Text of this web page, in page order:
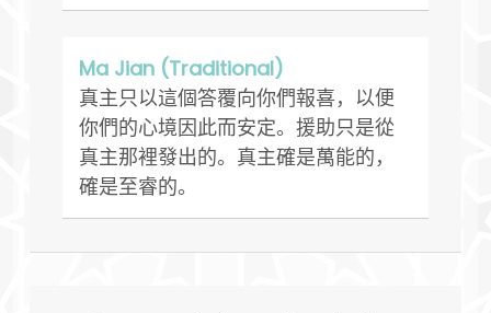
Ma Jian (Traditional)
真主只以這個答覆向你們報喜，以便
你們的心境因此而安定。援助只是從
真主那裡發出的。真主確是萬能的，
確是至睿的。